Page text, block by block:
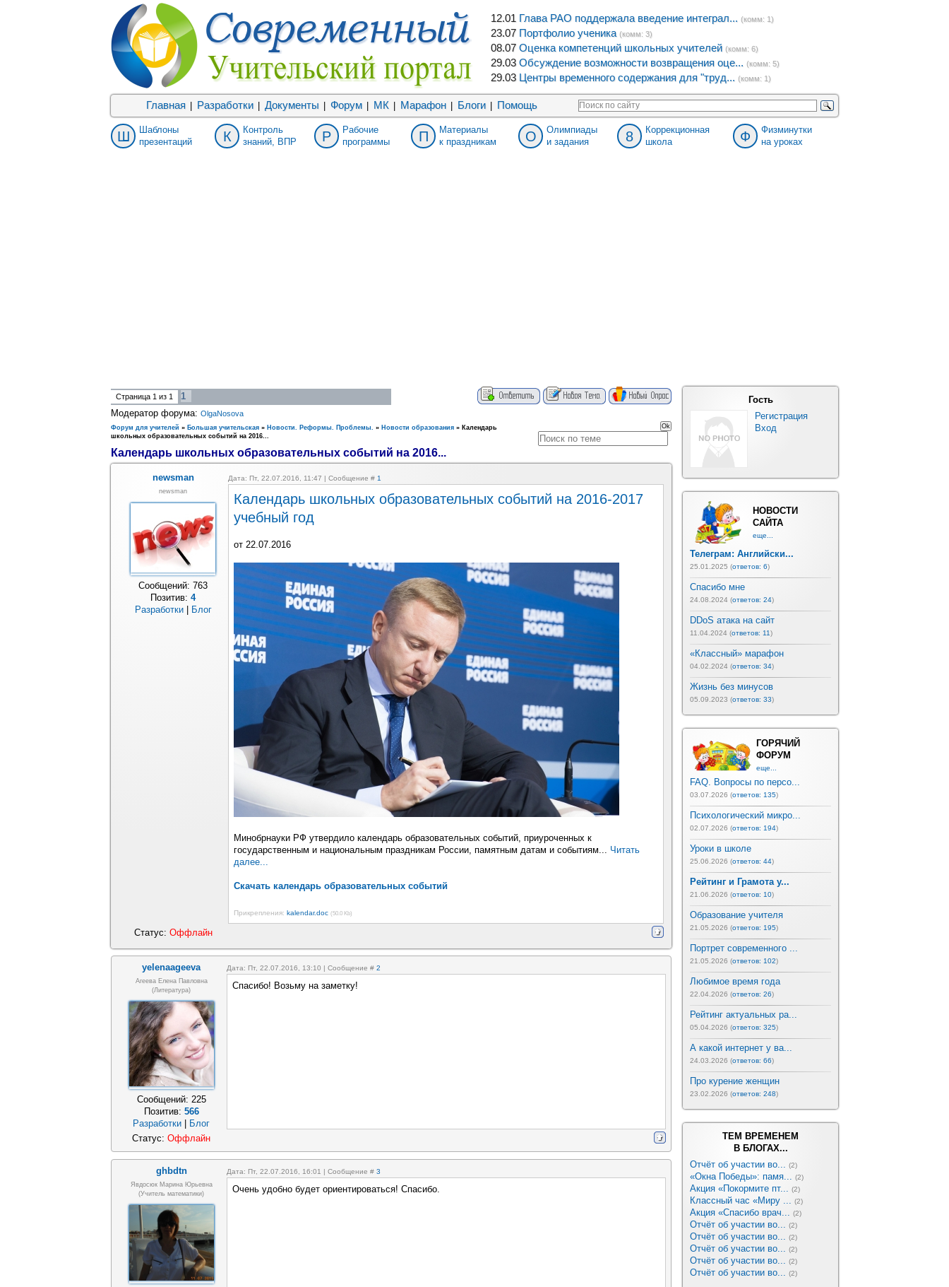
12.01 Глава РАО поддержала введение интеграл... (комм: 1)
23.07 Портфолио ученика (комм: 3)
08.07 Оценка компетенций школьных учителей (комм: 6)
29.03 Обсуждение возможности возвращения оце... (комм: 5)
29.03 Центры временного содержания для "труд... (комм: 1)
Главная Разработки Документы Форум МК Марафон Блоги Помощь
Ш
Шаблоны
презентаций
К
Контроль
знаний, ВПР
Р
Рабочие
программы
П
Материалы
к праздникам
О
Олимпиады
и задания
8
Коррекционная
школа
Ф
Физминутки
на уроках
Страница 1 из 1
1
Модератор форума: OlgaNosova
Форум для учителей » Большая учительская » Новости. Реформы. Проблемы. » Новости образования » Календарь
школьных образовательных событий на 2016...
Календарь школьных образовательных событий на 2016...
newsman Дата: Пт, 22.07.2016, 11:47 | Сообщение # 1
newsman
Сообщений: 763
Позитив: 4
Разработки| Блог
Календарь школьных образовательных событий на 2016-2017
учебный год
от 22.07.2016
Минобрнауки РФ утвердило календарь образовательных событий, приуроченных к
государственным и национальным праздникам России, памятным датам и событиям... Читать
далее...
Скачать календарь образовательных событий
Прикрепления: kalendar.doc (50.0 Kb)
Статус: Оффлайн
yelenaageeva Дата: Пт, 22.07.2016, 13:10 | Сообщение # 2
Агеева Елена Павловна
(литература)
Сообщений: 225
Позитив: 566
Разработки
Блог
Спасибо! Возьму на заметку!
Статус: Оффлайн
ghbdtn Дата: Пт, 22.07.2016, 16:01 | Сообщение # 3
Явдосюк Марина Юрьевна
(учитель математики)
Очень удобно будет ориентироваться! Спасибо.
Гость
Регистрация
Вход
НОВОСТИ
САЙТА
еще...
Телеграм: Английски...
25.01.2025 (ответов: 6)
Спасибо мне
24.08.2024 (ответов: 24)
DDoS атака на сайт
11.04.2024 (ответов: 11)
«Классный» марафон
04.02.2024 (ответов: 34)
Жизнь без минусов
05.09.2023 (ответов: 33)
ГОРЯЧИЙ
ФОРУМ
еще...
FAQ. Вопросы по персо...
03.07.2026 (ответов: 135)
Психологический микро...
02.07.2026 (ответов: 194)
Уроки в школе
25.06.2026 (ответов: 44)
Рейтинг и Грамота у...
21.06.2026 (ответов: 10)
Образование учителя
21.05.2026 (ответов: 195)
Портрет современного ...
21.05.2026 (ответов: 102)
Любимое время года
22.04.2026 (ответов: 26)
Рейтинг актуальных ра...
05.04.2026 (ответов: 325)
А какой интернет у ва...
24.03.2026 (ответов: 66)
Про курение женщин
23.02.2026 (ответов: 248)
ТЕМ ВРЕМЕНЕМ
В БЛОГАХ...
Отчёт об участии во... (2)
«Окна Победы»: памя... (2)
Акция «Покормите пт... (2)
Классный час «Миру ... (2)
Акция «Спасибо врач... (2)
Отчёт об участии во... (2)
Отчёт об участии во... (2)
Отчёт об участии во... (2)
Отчёт об участии во... (2)
Отчёт об участии во... (2)